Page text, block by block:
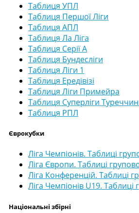
Таблиця УПЛ
Таблиця Першої Ліги
Таблиця АПЛ
Таблиця Ла Ліга
Таблиця Серії А
Таблиця Бундесліги
Таблиця Ліги 1
Таблиця Ередівізі
Таблиця Ліги Примейра
Таблиця Суперліги
Таблиця РПЛ
Єврокубки
Ліга Чемпіонів. Таблиці
Ліга Європи. Таблиці
Ліга Конференцій. Таблиці
Ліга Чемпіонів U19. Таблиці
Національні збірні